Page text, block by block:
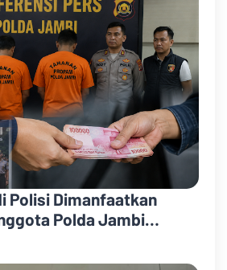
Polisi Dimanfaatkan
Polda Jambi
Bintara dengan Janji